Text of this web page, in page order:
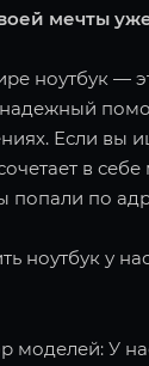
мечты
ноутбук —
надежный
Если вы
в
попали по
ноутбук у
моделей: У